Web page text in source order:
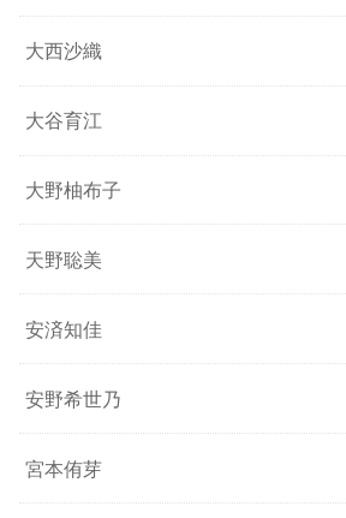
大西沙織
大谷育江
大野柚布子
天野聡美
安済知佳
安野希世乃
宮本侑芽